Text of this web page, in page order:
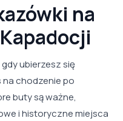
na
ubierzesz się
chodzenie po
buty są ważne,
i historyczne miejsca